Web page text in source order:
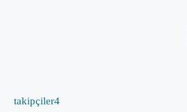
takipçiler4